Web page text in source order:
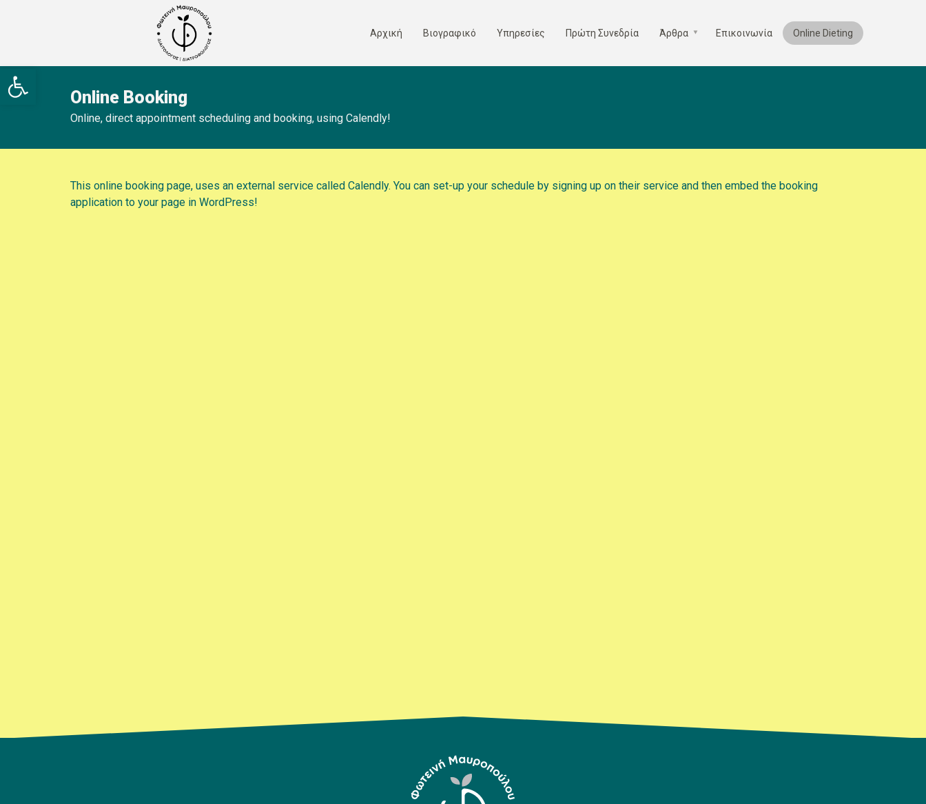
Ανοίξτε τη γραμμή εργαλείων
Αρχική Βιογραφικό Υπηρεσίες Πρώτη Συνεδρία Άρθρα Επικοινωνία Online Dieting
Online Booking
Online, direct appointment scheduling and booking, using Calendly!
This online booking page, uses an external service called Calendly. You can set-up your schedule by signing up on their service and then embed the booking
application to your page in WordPress!